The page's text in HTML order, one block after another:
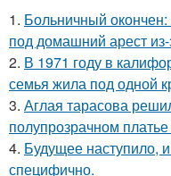
1. Больничный окончен:
под домашний арест
2. В 1971 году в
семья жила под одной
3. Аглая тарасова
полупрозрачном
4. Будущее наступило,
специфично.